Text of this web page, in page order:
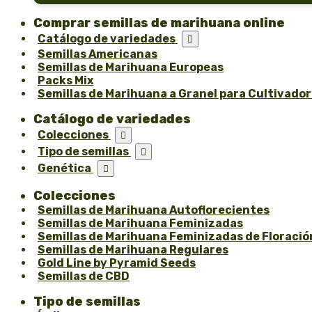
Comprar semillas de marihuana online
Catálogo de variedades 
Semillas Americanas
Semillas de Marihuana Europeas
Packs Mix
Semillas de Marihuana a Granel para
Catálogo de variedades
Colecciones 
Tipo de semillas 
Genética 
Colecciones
Semillas de Marihuana Autoflorecientes
Semillas de Marihuana Feminizadas
Semillas de Marihuana Feminizadas de
Semillas de Marihuana Regulares
Gold Line by Pyramid Seeds
Semillas de CBD
Tipo de semillas